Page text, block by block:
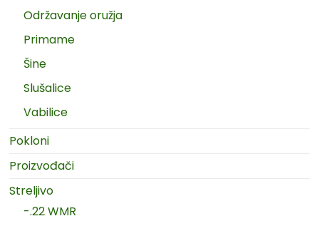
Održavanje oružja
Primame
Šine
Slušalice
Vabilice
Pokloni
Proizvođači
Streljivo
-.22 WMR